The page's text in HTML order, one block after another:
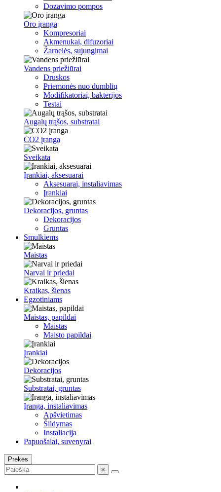
Dozavimo pompos
Oro įranga
Kompresoriai
Akmenukai, difuzoriai
Žarnelės, sujungimai
Vandens priežiūrai
Druskos
Priemonės nuo dumblių
Modifikatoriai, bakterijos
Testai
Augalų trąšos, substratai
CO2 įranga
Sveikata
Įrankiai, aksesuarai
Aksesuarai, instaliavimas
Įrankiai
Dekoracijos, gruntas
Dekoracijos
Gruntas
Smulkiems
Maistas
Narvai ir priedai
Kraikas, šienas
Egzotiniams
Maistas, papildai
Maistas
Maisto papildai
Įrankiai
Dekoracijos
Substratai, gruntas
Įranga, instaliavimas
Apšvietimas
Šildymas
Instaliacija
Papuošalai, suvenyrai
Prekės
×